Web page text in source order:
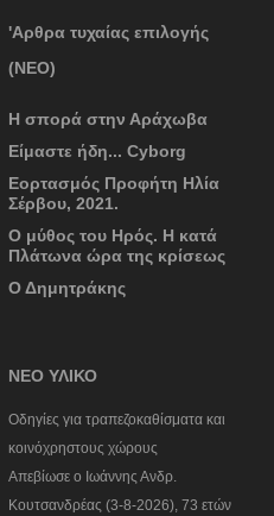
'Αρθρα τυχαίας επιλογής
(ΝΕΟ)
Η σπορά στην Αράχωβα
Είμαστε ήδη... Cyborg
Εορτασμός Προφήτη Ηλία
Σέρβου, 2021.
Ο μύθος του Ηρός. Η κατά
Πλάτωνα ώρα της κρίσεως
Ο Δημητράκης
ΝΕΟ ΥΛΙΚΟ
Οδηγίες για τραπεζοκαθίσματα και
κοινόχρηστους χώρους
Απεβίωσε ο Ιωάννης Ανδρ.
Κουτσανδρέας (3-8-2026), 73 ετών